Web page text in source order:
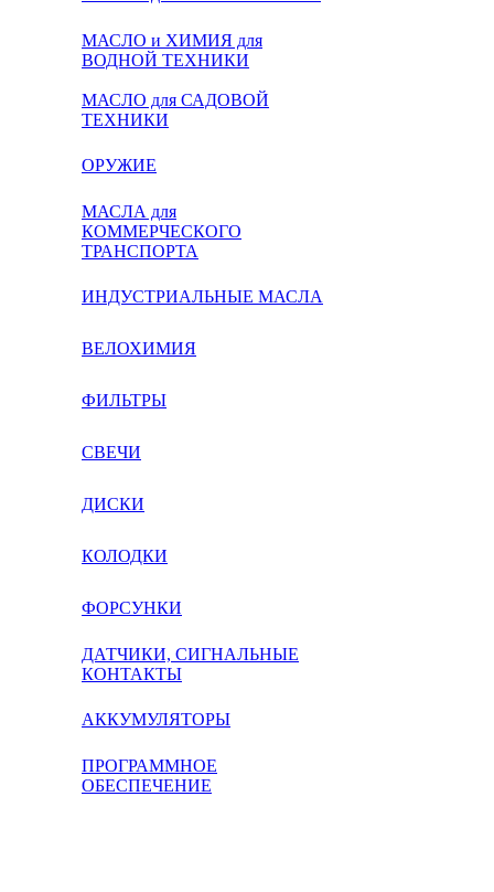
МАСЛО и ХИМИЯ для
ВОДНОЙ ТЕХНИКИ
МАСЛО для САДОВОЙ
ТЕХНИКИ
ОРУЖИЕ
МАСЛА для
КОММЕРЧЕСКОГО
ТРАНСПОРТА
ИНДУСТРИАЛЬНЫЕ МАСЛА
ВЕЛОХИМИЯ
ФИЛЬТРЫ
СВЕЧИ
ДИСКИ
КОЛОДКИ
ФОРСУНКИ
ДАТЧИКИ, СИГНАЛЬНЫЕ
КОНТАКТЫ
АККУМУЛЯТОРЫ
ПРОГРАММНОЕ
ОБЕСПЕЧЕНИЕ